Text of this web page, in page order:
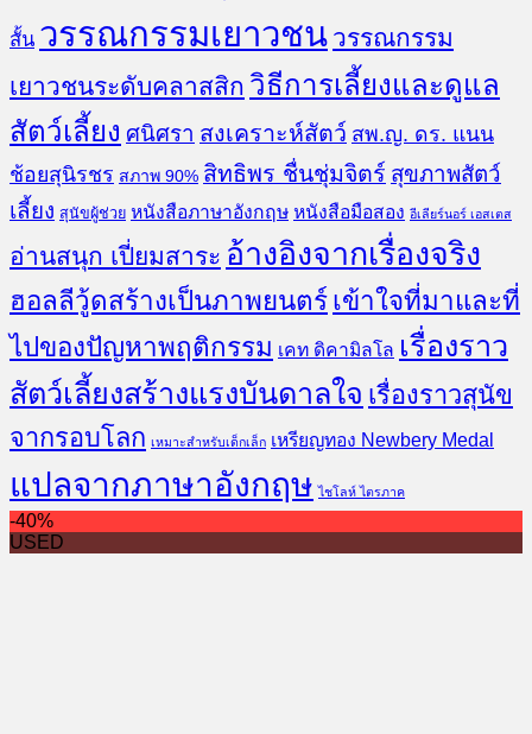
สั้น วรรณกรรมเยาวชน วรรณกรรม
เยาวชนระดับคลาสสิก วิธีการเลี้ยงและดูแล
สัตว์เลี้ยง ศนิศรา สงเคราะห์สัตว์ สพ.ญ. ดร. แนน
ช้อยสุนิรชร สภาพ 90% สิทธิพร ชื่นชุ่มจิตร์ สุขภาพสัตว์
เลี้ยง สุนัขผู้ช่วย หนังสือภาษาอังกฤษ หนังสือมือสอง อีเลียร์นอร์ เอสเตส
อ่านสนุก เปี่ยมสาระ อ้างอิงจากเรื่องจริง
ฮอลลีวู้ดสร้างเป็นภาพยนตร์ เข้าใจที่มาและที่
ไปของปัญหาพฤติกรรม เคท ดิคามิลโล เรื่องราว
สัตว์เลี้ยงสร้างแรงบันดาลใจ เรื่องราวสุนัข
จากรอบโลก เหมาะสำหรับเด็กเล็ก เหรียญทอง Newbery Medal
แปลจากภาษาอังกฤษ ไชโลห์ ไตรภาค
-40%
USED